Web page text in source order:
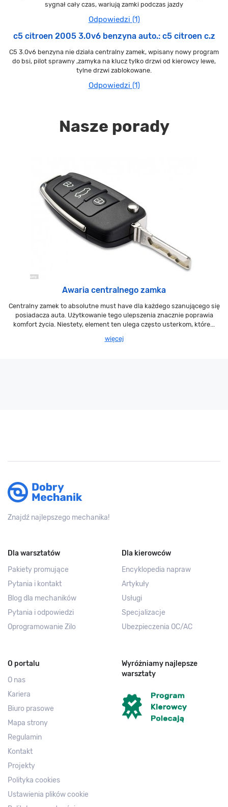
sygnał cały czas, wariują zamki podczas jazdy
Odpowiedzi (1)
c5 citroen 2005 3.0v6 benzyna auto.: c5 citroen c.z
C5 3.0v6 benzyna nie działa centralny zamek, wpisany nowy program
do bsi, pilot sprawny ,zamyka na klucz tylko drzwi od kierowcy lewe,
tylne drzwi zablokowane.
Odpowiedzi (1)
Nasze porady
Awaria centralnego zamka
Centralny zamek to absolutne must have dla każdego szanującego się
posiadacza auta. Użytkowanie tego ulepszenia znacznie poprawia
komfort życia. Niestety, element ten ulega często usterkom, które...
więcej
Znajdź najlepszego mechanika!
Dla warsztatów
Pakiety promujące
Pytania i kontakt
Blog dla mechaników
Pytania i odpowiedzi
Oprogramowanie Zilo
Dla kierowców
Encyklopedia napraw
Artykuły
Usługi
Specjalizacje
Ubezpieczenia OC/AC
O portalu
O nas
Kariera
Biuro prasowe
Mapa strony
Regulamin
Kontakt
Projekty
Polityka cookies
Ustawienia plików cookie
Wyróżniamy najlepsze
warsztaty